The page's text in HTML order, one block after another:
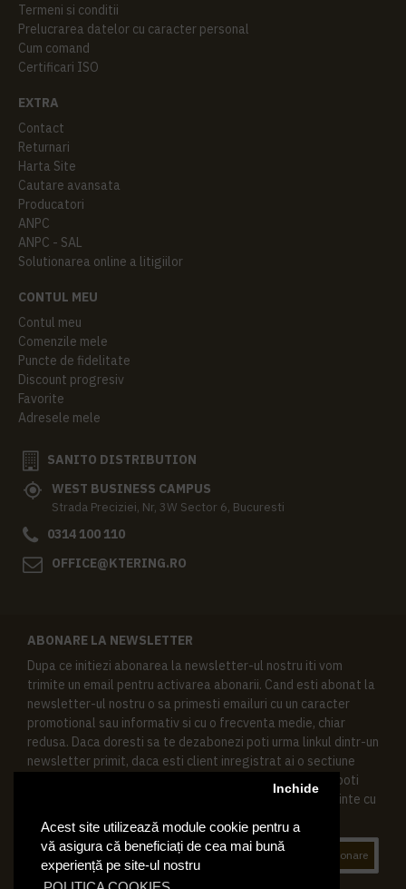
Acest site utilizează module cookie pentru a
vă asigura că beneficiați de cea mai bună
experiență pe site-ul nostru
Inchide
Termeni si conditii
Prelucrarea datelor cu caracter personal
Cum comand
Certificari ISO
EXTRA
Contact
Returnari
Harta Site
Cautare avansata
Producatori
ANPC
ANPC - SAL
Solutionarea online a litigiilor
CONTUL MEU
Contul meu
Comenzile mele
Puncte de fidelitate
Discount progresiv
Favorite
Adresele mele
SANITO DISTRIBUTION
WEST BUSINESS CAMPUS
Strada Preciziei, Nr, 3W Sector 6, Bucuresti
0314 100 110
OFFICE@KTERING.RO
ABONARE LA NEWSLETTER
Dupa ce initiezi abonarea la newsletter-ul nostru iti vom
trimite un email pentru activarea abonarii. Cand esti abonat la
newsletter-ul nostru o sa primesti emailuri cu un caracter
promotional sau informativ si cu o frecventa medie, chiar
redusa. Daca doresti sa te dezabonezi poti urma linkul dintr-un
newsletter primit, daca esti client inregistrat ai o sectiune
speciala in contul tau in acest scop, si de asemenea ne poti
contacta oricand pe email pentru orice intrebari sau cerinte cu
Abonare